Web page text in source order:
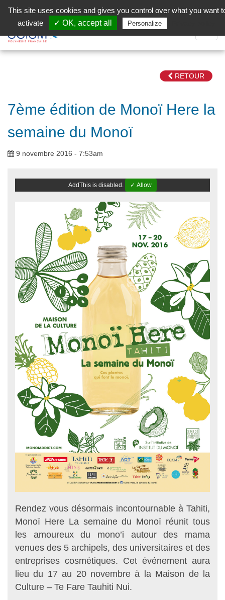
Facebook (Customer Chat) is disabled.
la
RETOUR
7ème édition de Monoï Here la
semaine du Monoï
9 novembre 2016 - 7:53am
AddThis is disabled. ✓ Allow
Rendez vous désormais incontournable à Tahiti,
Monoï Here La semaine du Monoï réunit tous
les amoureux du mono’i autour des mama
venues des 5 archipels, des universitaires et des
entreprises cosmétiques. Cet événement aura
lieu du 17 au 20 novembre à la Maison de la
Culture – Te Fare Tauhiti Nui.
This site uses cookies and gives you control over what you want
activate
✓ OK, accept all Personalize